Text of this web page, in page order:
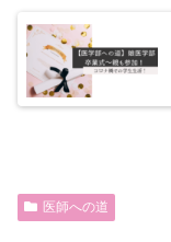
医師への道